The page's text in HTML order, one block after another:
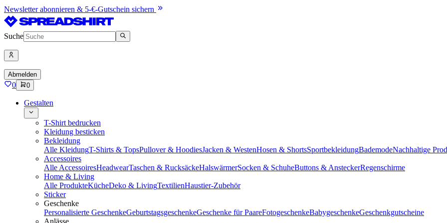
Newsletter abonnieren & 5-€-Gutschein sichern
Suche
Abmelden
0 0
Gestalten
T-Shirt bedrucken
Kleidung besticken
Bekleidung
Alle KleidungT-Shirts & TopsPullover & HoodiesJacken & WestenHosen & ShortsSportbekleidungBademodeNachhaltige
Accessoires
Alle AccessoiresHeadwearTaschen & RucksäckeHalswärmerSocken & SchuheButtons & AnsteckerRegenschirme
Home & Living
Alle ProdukteKücheDeko & LivingTextilienHaustier-Zubehör
Sticker
Geschenke
Personalisierte GeschenkeGeburtstagsgeschenkeGeschenke für PaareFotogeschenkeBabygeschenkeGeschenkgutscheine